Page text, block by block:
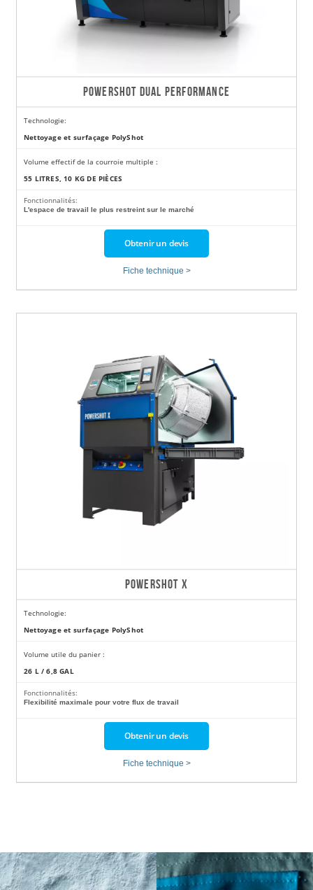
POWERSHOT DUAL PERFORMANCE
Technologie:
Nettoyage et surfaçage PolyShot
Volume effectif de la courroie multiple :
55 LITRES, 10 KG DE PIÈCES
Fonctionnalités:
L'espace de travail le plus restreint sur le marché
Obtenir un devis
Fiche technique >
POWERSHOT X
Technologie:
Nettoyage et surfaçage PolyShot
Volume utile du panier :
26 L / 6,8 GAL
Fonctionnalités:
Flexibilité maximale pour votre flux de travail
Obtenir un devis
Fiche technique >